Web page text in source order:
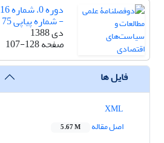
دوره 0، شماره 16
- شماره پیاپی 75
دی 1388
صفحه107-128
فایل ها
اصل مقاله
5.67 M